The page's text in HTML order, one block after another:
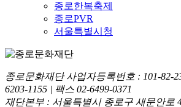
종로한복축제
종로PVR
서울특별시청
종로문화재단 사업자등록번호 : 101-82-
6203-1155 | 팩스 02-6499-0371
재단본부 : 서울특별시 종로구 새문안로